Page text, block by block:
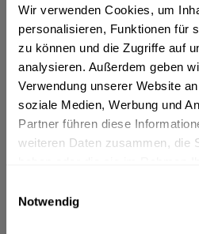
Wir verwenden Cookies, um
personalisieren, Funktionen für
zu können und die Zugriffe auf
analysieren. Außerdem geben
Verwendung unserer Website
soziale Medien, Werbung und
Partner führen diese
weiteren Daten zusammen, die
Notwendig
In denWarenkorb
Artikel-Nr.:
13749
Verfügbar in:
Beschreibung
mehr